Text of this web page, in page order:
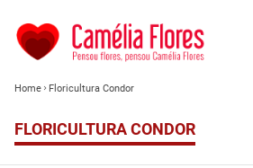
Home Floricultura Condor
FLORICULTURA CONDOR